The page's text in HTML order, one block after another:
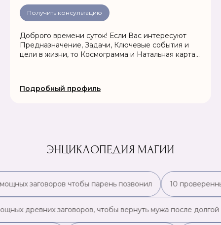
Получить консультацию
Доброго времени суток! Если Вас интересуют
Предназначение, Задачи, Ключевые события и
цели в жизни, то Космограмма и Натальная карта
Подробный профиль
ЭНЦИКЛОПЕДИЯ МАГИИ
заговоров чтобы парень позвонил 10
древних заговоров, чтобы вернуть мужа после долгой